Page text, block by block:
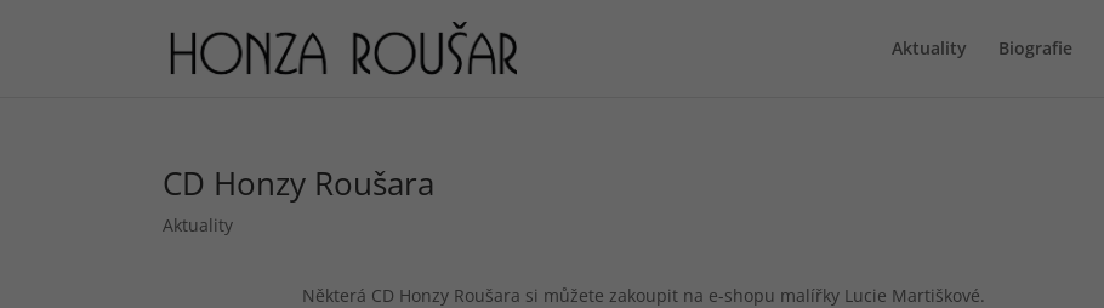
Aktuality Biografie
CD Honzy Roušara
Aktuality
Některá CD Honzy Roušara si můžete zakoupit na e-shopu malířky Lucie Martiškové.